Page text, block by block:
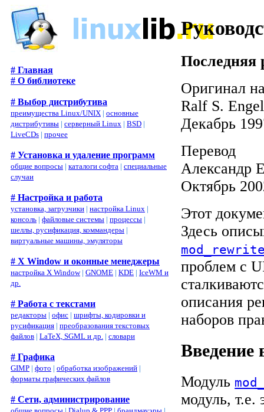
# Главная
# О библиотеке
# Выбор дистрибутива
преимущества Linux/UNIX | основные
дистрибутивы | серверный Linux | BSD |
LiveCDs | прочее
# Установка и удаление программ
общие вопросы | каталоги софта | специальные
случаи
# Настройка и работа
установка, загрузчики | настройка Linux |
консоль | файловые системы | процессы |
шеллы, русификация, коммандеры |
виртуальные машины, эмуляторы
# X Window и оконные менеджеры
настройка X Window| GNOME | KDE | IceWM и
др.
# Работа с текстами
редакторы | офис | шрифты, кодировки и
русификация | преобразования текстовых
файлов | LaTeX, SGML и др. | словари
# Графика
GIMP | фото | обработка изображений |
форматы графических файлов
# Сети, администрирование
Последняя
Оригинал
Ralf S.
Декабрь
Перевод
Александр
Октябрь
Этот
Здесь
проблем с
описания
наборов
Введение
Модуль
модуль, т.е.